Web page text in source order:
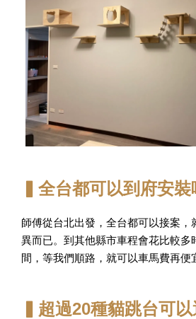
▍全台都可以到府安裝
師傅從台北出發，全台都可以接案，
異而已。到其他縣市車程會花比較多
間，等我們順路，就可以車馬費再便
▍超過20種貓跳台可以